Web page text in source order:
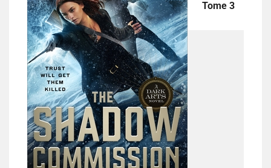
Tome 3